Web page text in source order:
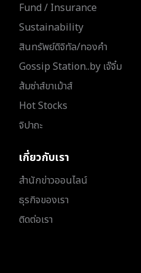
Fund / Insurance
Sustainability
สินทรัพย์ดิจิทัล/ทองคำ
Gossip Station..by เจ๊จิ๋ม
ส้มซ่าส์ขาเม้าส์
Hot Stocks
จิปาถะ
เกี่ยวกับเรา
สำนักข่าวออนไลน์
ธุรกิจของเรา
ติดต่อเรา